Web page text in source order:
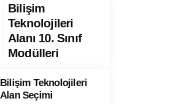
Bilişim
Teknolojileri
Alanı 10. Sınıf
Modülleri
Bilişim Teknolojileri
Alan Seçimi